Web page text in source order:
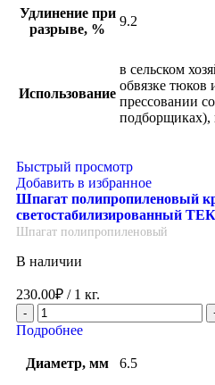
Удлинение при
разрыве, %
9.2
Использование
в сельском
обвязке тюков
прессовании
подборщиках),
Быстрый просмотр
Добавить в избранное
Шпагат полипропиленовый
светостабилизированный
Шпагат полипропиленовый
В наличии
230.00₽ / 1 кг.
Подробнее
Диаметр, мм 6.5